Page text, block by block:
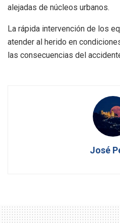
alejadas de núcleos urbanos.
La rápida intervención de los
atender al herido en
las consecuencias del
José